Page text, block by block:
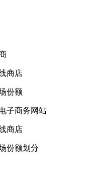
商店
份额
子商务网站
商店
份额划分